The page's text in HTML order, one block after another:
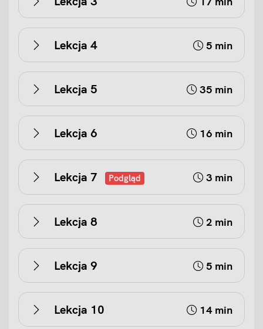
Lekcja 4 5 min
Lekcja 5 35 min
Lekcja 6 16 min
Lekcja 7 Podgląd 3 min
Lekcja 8 2 min
Lekcja 9 5 min
Lekcja 10 14 min